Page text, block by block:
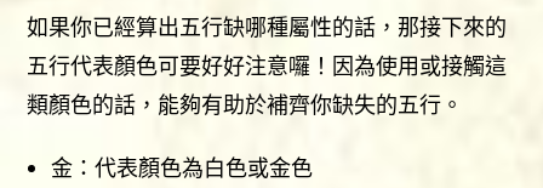
如果你已經算出五行缺哪種屬性的話，那接下來的
五行代表顏色可要好好注意囉！因為使用或接觸這
類顏色的話，能夠有助於補齊你缺失的五行。
金：代表顏色為白色或金色